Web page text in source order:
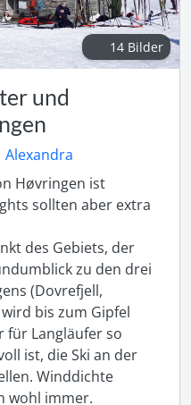
14 Bilder
und
Alexandra
Høvringen ist
sollten aber extra
des Gebiets, der
zu den drei
(Dovrefjell,
bis zum Gipfel
für Langläufer so
ist, die Ski an der
Winddichte
wohl immer.